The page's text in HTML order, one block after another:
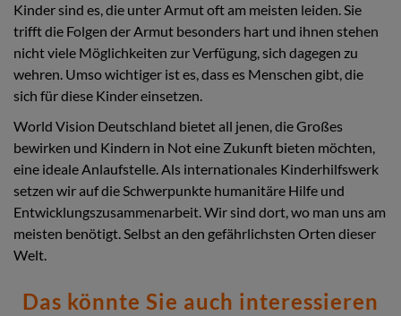
Kinder sind es, die unter Armut oft am meisten leiden. Sie
trifft die Folgen der Armut besonders hart und ihnen stehen
nicht viele Möglichkeiten zur Verfügung, sich dagegen zu
wehren. Umso wichtiger ist es, dass es Menschen gibt, die
sich für diese Kinder einsetzen.
World Vision Deutschland bietet all jenen, die Großes
bewirken und Kindern in Not eine Zukunft bieten möchten,
eine ideale Anlaufstelle. Als internationales Kinderhilfswerk
setzen wir auf die Schwerpunkte humanitäre Hilfe und
Entwicklungszusammenarbeit. Wir sind dort, wo man uns am
meisten benötigt. Selbst an den gefährlichsten Orten dieser
Welt.
Das könnte Sie auch interessieren